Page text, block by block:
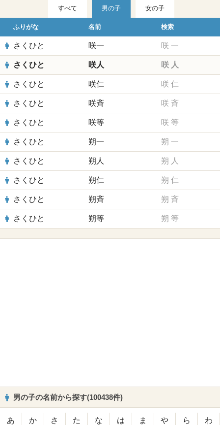
すべて 男の子 女の子
ふりがな 名前 検索
さくひと 咲一 咲 一
さくひと 咲人 咲 人
さくひと 咲仁 咲 仁
さくひと 咲斉 咲 斉
さくひと 咲等 咲 等
さくひと 朔一 朔 一
さくひと 朔人 朔 人
さくひと 朔仁 朔 仁
さくひと 朔斉 朔 斉
さくひと 朔等 朔 等
男の子の名前から探す(100438件)
あ か さ た な は ま や ら わ